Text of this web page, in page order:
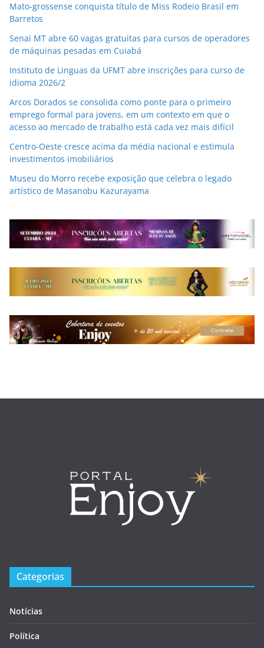
Mato-grossense conquista título de Miss Rodeio Brasil em
Barretos
Senai MT abre 60 vagas gratuitas para cursos de operadores
de máquinas pesadas em Cuiabá
Instituto de Linguas da UFMT abre inscrições para curso de
idioma 2026/2
Arcos Dorados se consolida como ponte para o primeiro
emprego formal para jovens, em um contexto em que o
acesso ao mercado de trabalho está cada vez mais difícil
Centro-Oeste cresce acima da média nacional e estimula
investimentos imobiliários
Museu do Morro recebe exposição que celebra o legado
artístico de Masanobu Kazurayama
Categorias
Notícias
Política